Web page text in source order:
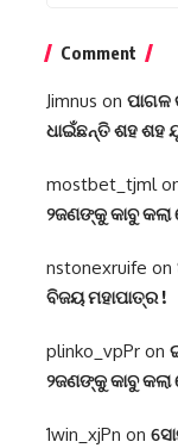
Comment
Jimnus on ପାଗଳ
ଧାଇଁଛନ୍ତି ଶହ ଶହ
mostbet_tjml
୨ଜଣଙ୍କୁ କାବୁ
nstonexruife on
ବିଜୟ ମହାପାତ୍ର !
plinko_vpPr on
୨ଜଣଙ୍କୁ କାବୁ
1win_xjPn on